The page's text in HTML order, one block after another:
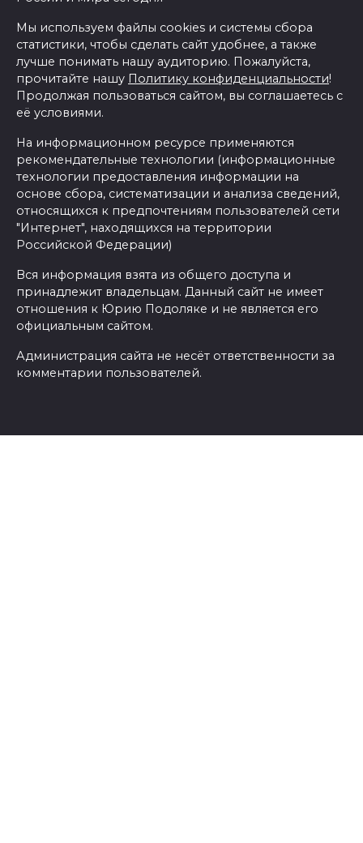
Мы используем файлы cookies и системы сбора
статистики, чтобы сделать сайт удобнее, а также
лучше понимать нашу аудиторию. Пожалуйста,
прочитайте нашу Политику конфиденциальности!
Продолжая пользоваться сайтом, вы соглашаетесь с
её условиями.
На информационном ресурсе применяются
рекомендательные технологии (информационные
технологии предоставления информации на
основе сбора, систематизации и анализа сведений,
относящихся к предпочтениям пользователей сети
"Интернет", находящихся на территории
Российской Федерации)
Вся информация взята из общего доступа и
принадлежит владельцам. Данный сайт не имеет
отношения к Юрию Подоляке и не является его
официальным сайтом.
Администрация сайта не несёт ответственности за
комментарии пользователей.